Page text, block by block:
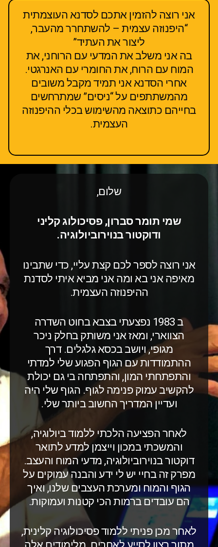
אני רוצה להזמין אתכם לסדנא העוצמתית
“היפנוזה עצמית – להשתחרר מהעבר,
ליצור את העתיד”
בה אני משלב את המדעי עם הרוחני, את
המוח עם הרוח, את החומרי עם האנרגטי.
אחרי הסדנא אני תמיד מקבל משובים
מהמשתתפים על “ניסים” שמתרחשים
בחייהם כתוצאה מהשימוש בכלי ההיפנוזה
העצמית.
שלום,
שמי תומר סברון, פסיכולוג קליני
ודוקטור בנוירוביולוגיה.
אני רוצה לספר לכם קצת עליי, כדי שתבינו
מאיפה אני בא ומה אני מביא איתי לסדנת
ההיפנוזה העצמית.
ב 1983 נפצעתי בצבא בחוט השדרה
הצווארי, ומאז אני משותק בחלק ניכר
מגופי, ויושב בכסא גלגלים. דרך
ההתמודדות עם הגוף הפגוע שלי למדתי
והתפתחתי המון, והתפתחה בי גם יכולת
להקשיב עמוק פנימה לגוף. הגוף שלי היה
ועדיין המדריך החשוב ביותר שלי.
לאחר הפציעה הלכתי ללמוד ביולוגיה,
והמשכתי במכון וייצמן למדע לתואר
דוקטור בנוירוביולוגיה, מדעי המוח והעצב.
מפרק זה בחיי יש לי ידע והבנה עמוקים על
הגוף והמוח ומערכת העצבים שלנו, ואיך
הם עובדים ברמות הכי קטנות ועמוקות.
לאחר מכן פניתי ללמוד פסיכולוגיה קלינית,